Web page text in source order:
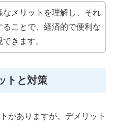
なメリットを理解し、それ
ることで、経済的で便利な
きます。
トと対策
がありますが、デメリット